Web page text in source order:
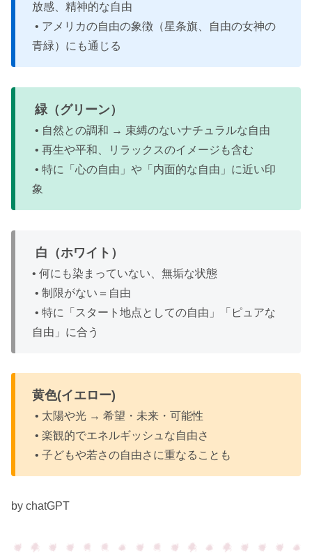
放感、精神的な自由
• アメリカの自由の象徴（星条旗、自由の女神の
青緑）にも通じる
緑（グリーン）
• 自然との調和 → 束縛のないナチュラルな自由
• 再生や平和、リラックスのイメージも含む
• 特に「心の自由」や「内面的な自由」に近い印
象
白（ホワイト）
• 何にも染まっていない、無垢な状態
• 制限がない＝自由
• 特に「スタート地点としての自由」「ピュアな
自由」に合う
黄色(イエロー)
• 太陽や光 → 希望・未来・可能性
• 楽観的でエネルギッシュな自由さ
• 子どもや若さの自由さに重なることも
by chatGPT